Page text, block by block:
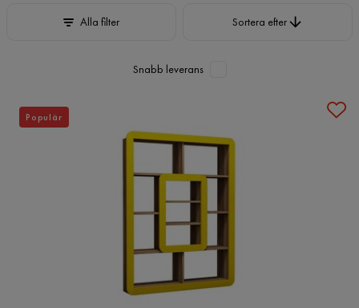
Alla filter Sortera efter
Snabb leverans
Populär